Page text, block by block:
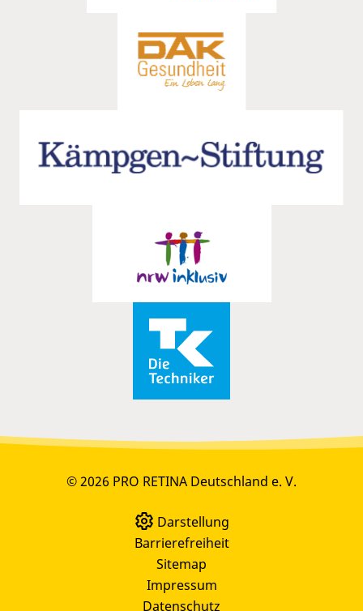
© 2026 PRO RETINA Deutschland e. V.
Darstellung
Barrierefreiheit
Sitemap
Impressum
Datenschutz